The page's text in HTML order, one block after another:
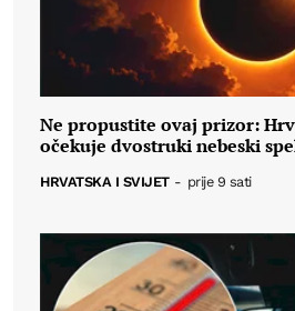
Ne propustite ovaj prizor:
očekuje dvostruki nebeski
HRVATSKA I SVIJET - prije 9 sati